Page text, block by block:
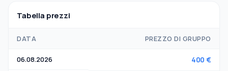
Tabella prezzi
DATA PREZZO DI GRUPPO
06.08.2026 400 €